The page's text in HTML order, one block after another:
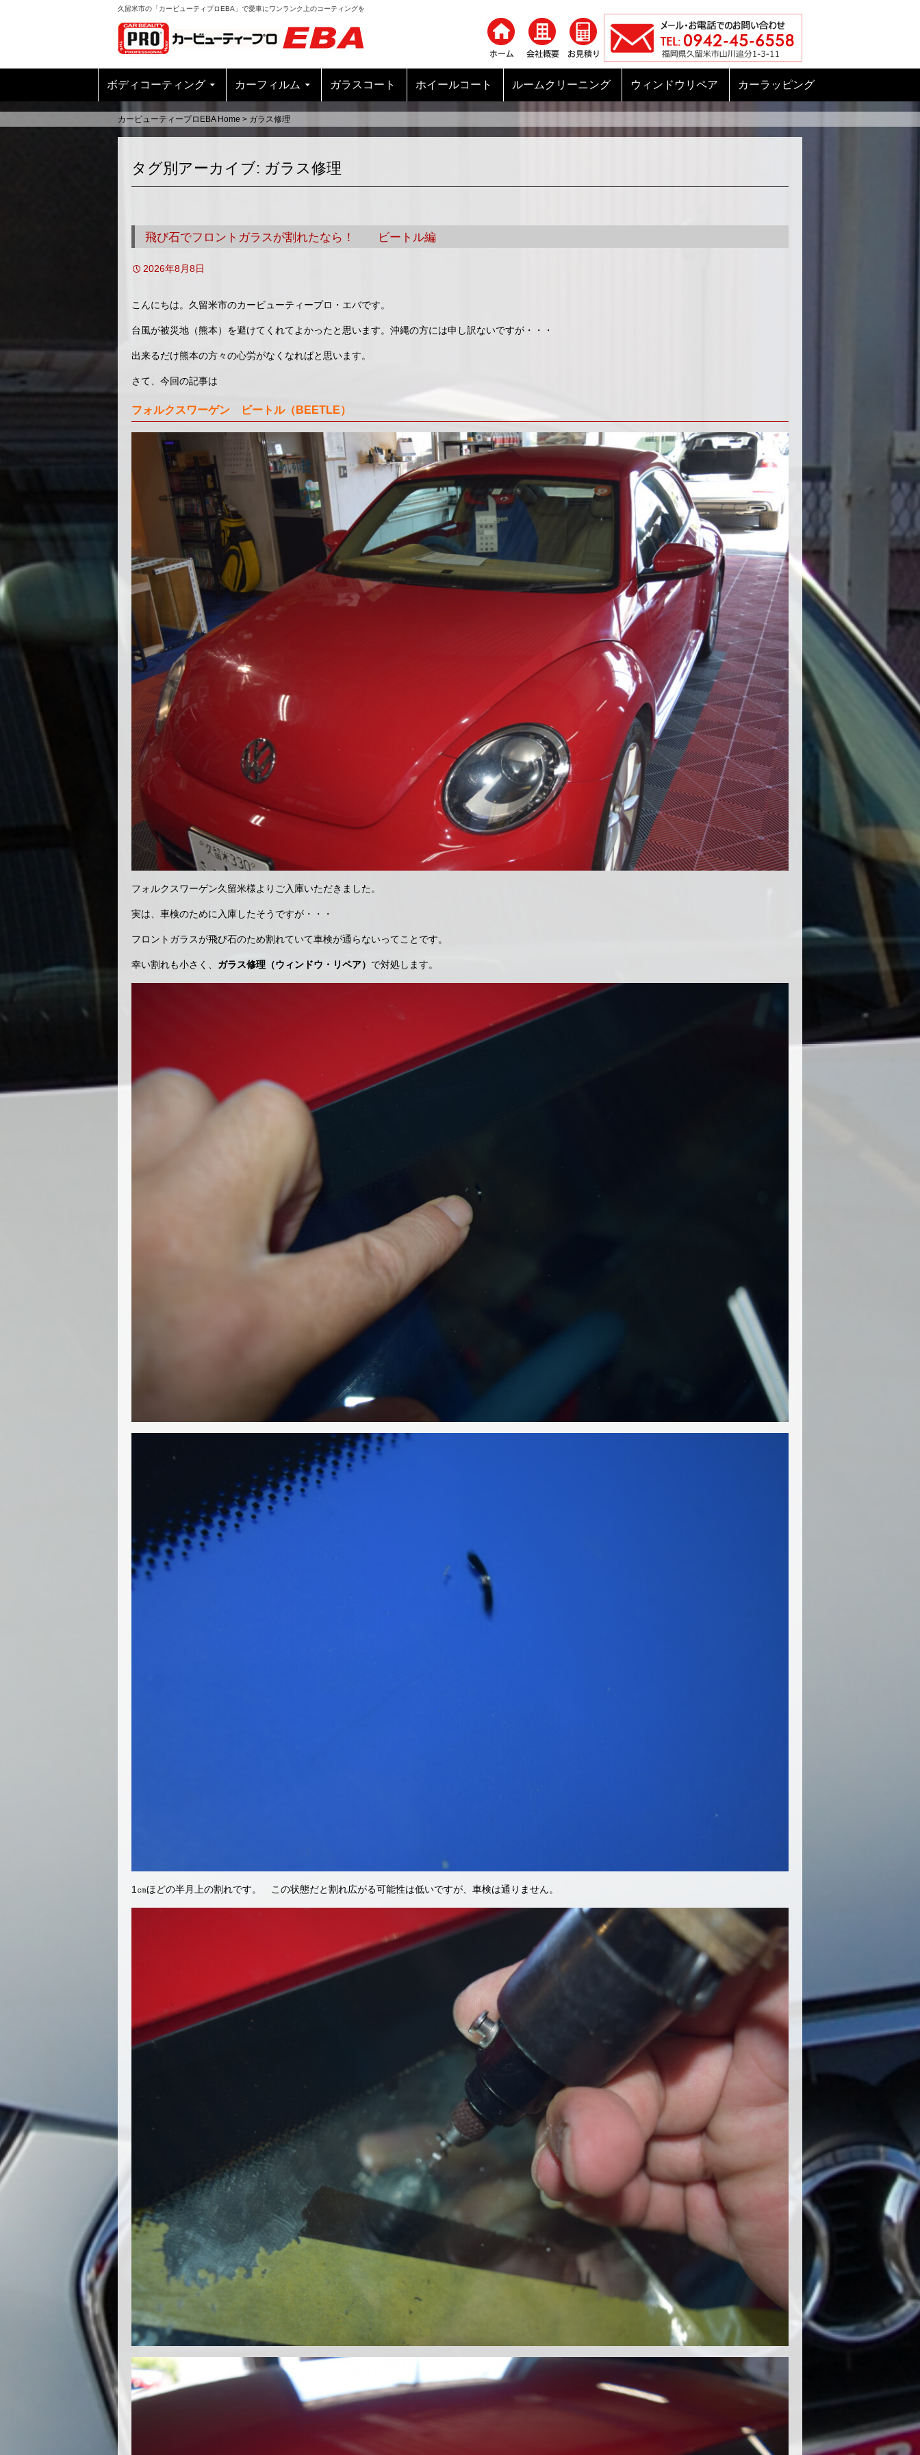
久留米市の「カービューティプロEBA」で愛車にワンランク上のコーティングを
ボディコーティング カーフィルム ガラスコート ホイールコート ルームクリーニング ウィンドウリペア カーラッピング
カービューティープロEBA Home > ガラス修理
タグ別アーカイブ: ガラス修理
飛び石でフロントガラスが割れたなら！ ビートル編
2026年8月8日
こんにちは。久留米市のカービューティープロ・エバです。
台風が被災地（熊本）を避けてくれてよかったと思います。沖縄の方には申し訳ないですが・・・
出来るだけ熊本の方々の心労がなくなればと思います。
さて、今回の記事は
フォルクスワーゲン ビートル（BEETLE）
フォルクスワーゲン久留米様よりご入庫いただきました。
実は、車検のために入庫したそうですが・・・
フロントガラスが飛び石のため割れていて車検が通らないってことです。
幸い割れも小さく、 ガラス修理（ウィンドウ・リペア） で対処します。
1㎝ほどの半月上の割れです。 この状態だと割れ広がる可能性は低いですが、車検は通りません。